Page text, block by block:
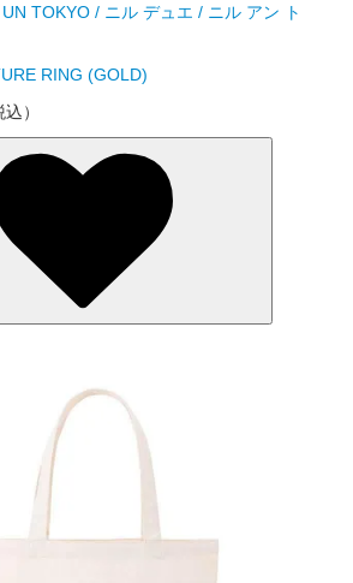
TOKYO / ニル デュエ / ニル アン ト
RING (GOLD)
込）